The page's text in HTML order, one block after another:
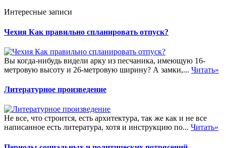
Интересные записи
Чехия Как правильно спланировать отпуск?
Вы когда-нибудь видели арку из песчаника, имеющую 16-
метровую высоту и 26-метровую ширину? А замки,... Читать»
Литературное произведение
Не все, что строится, есть архитектура, так же как и не все
написанное есть литература, хотя и инструкцию по... Читать»